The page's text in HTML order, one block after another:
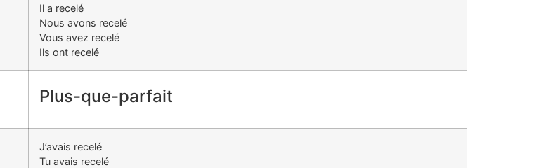
Il a recelé
Nous avons recelé
Vous avez recelé
Ils ont recelé
Plus-que-parfait
J’avais recelé
Tu avais recelé